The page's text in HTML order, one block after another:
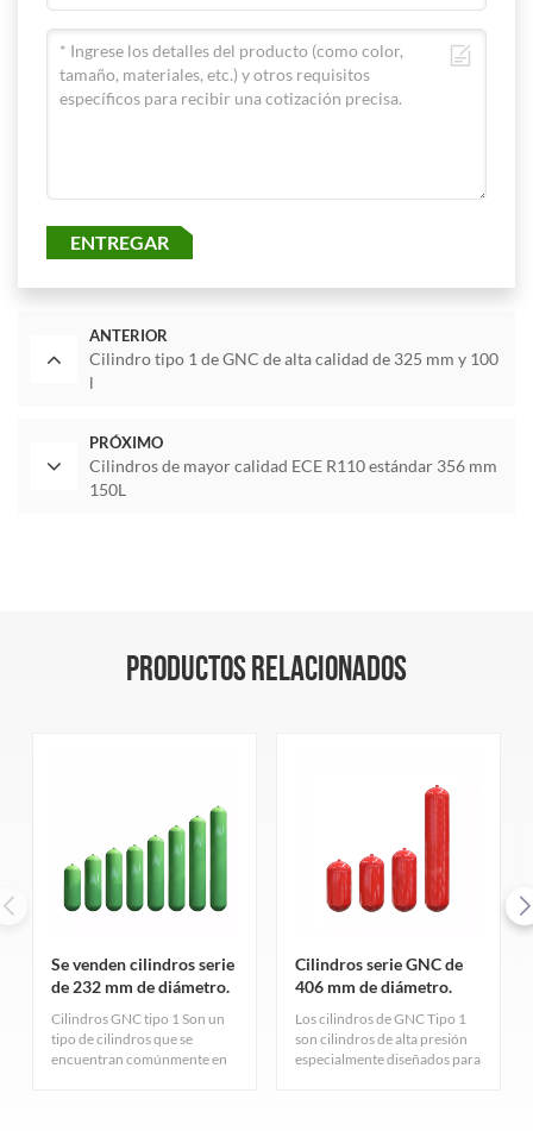
ENTREGAR
ANTERIOR
Cilindro tipo 1 de GNC de alta calidad de 325 mm y 100
l
PRÓXIMO
Cilindros de mayor calidad ECE R110 estándar 356 mm
150L
PRODUCTOS RELACIONADOS
Se venden cilindros serie
de 232 mm de diámetro.
Cilindros GNC tipo 1 Son un
tipo de cilindros que se
encuentran comúnmente en
Cilindros serie GNC de
406 mm de diámetro.
Los cilindros de GNC Tipo 1
son cilindros de alta presión
especialmente diseñados para